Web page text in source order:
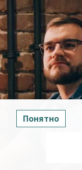
Понятно